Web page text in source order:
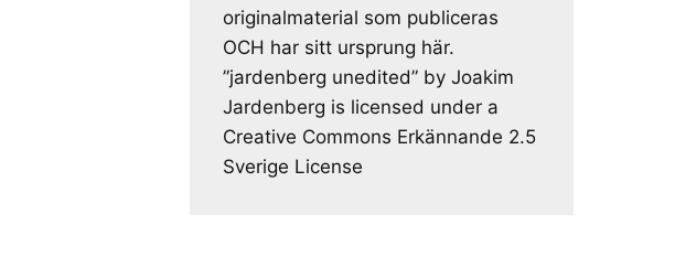
originalmaterial som publiceras
OCH har sitt ursprung här.
”jardenberg unedited” by Joakim
Jardenberg is licensed under a
Creative Commons Erkännande 2.5
Sverige License